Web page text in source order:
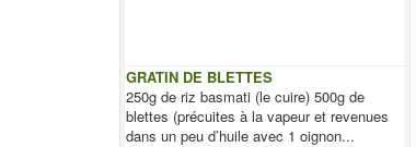
GRATIN DE BLETTES
250g de riz basmati (le cuire) 500g de
blettes (précuites à la vapeur et revenues
dans un peu d’huile avec 1 oignon...